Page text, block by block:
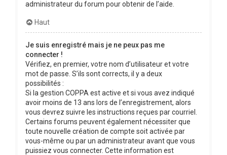
administrateur du forum pour obtenir de l’aide.
Haut
Je suis enregistré mais je ne peux pas me
connecter !
Vérifiez, en premier, votre nom d’utilisateur et votre
mot de passe. S’ils sont corrects, il y a deux
possibilités :
Si la gestion COPPA est active et si vous avez indiqué
avoir moins de 13 ans lors de l’enregistrement, alors
vous devrez suivre les instructions reçues par courriel.
Certains forums peuvent également nécessiter que
toute nouvelle création de compte soit activée par
vous-même ou par un administrateur avant que vous
puissiez vous connecter. Cette information est